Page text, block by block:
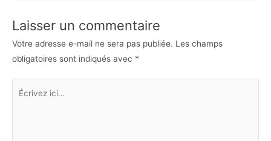
Laisser un commentaire
Votre adresse e-mail ne sera pas publiée. Les champs
obligatoires sont indiqués avec *
Écrivez